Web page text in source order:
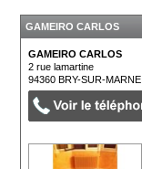
GAMEIRO CARLOS
GAMEIRO CARLOS
2 rue lamartine
94360BRY-SUR-MARNE